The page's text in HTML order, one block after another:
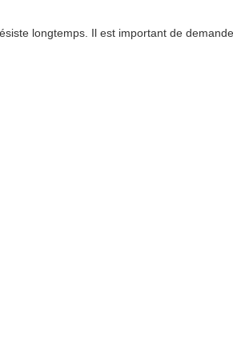
longtemps. Il est important de